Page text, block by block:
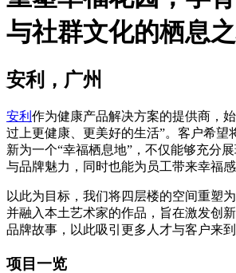
与社群文化的栖息
安利，广州
安利 作为健康产品解决方案的提供商，
过上更健康、更美好的生活”。客户希望
新为一个“幸福栖息地”，不仅能够充分
与品牌魅力，同时也能为员工带来幸福感
以此为目标，我们将四层楼的空间重塑
并融入本土艺术家的作品，旨在激发创
品牌故事，以此吸引更多人才与客户来到
项目一览